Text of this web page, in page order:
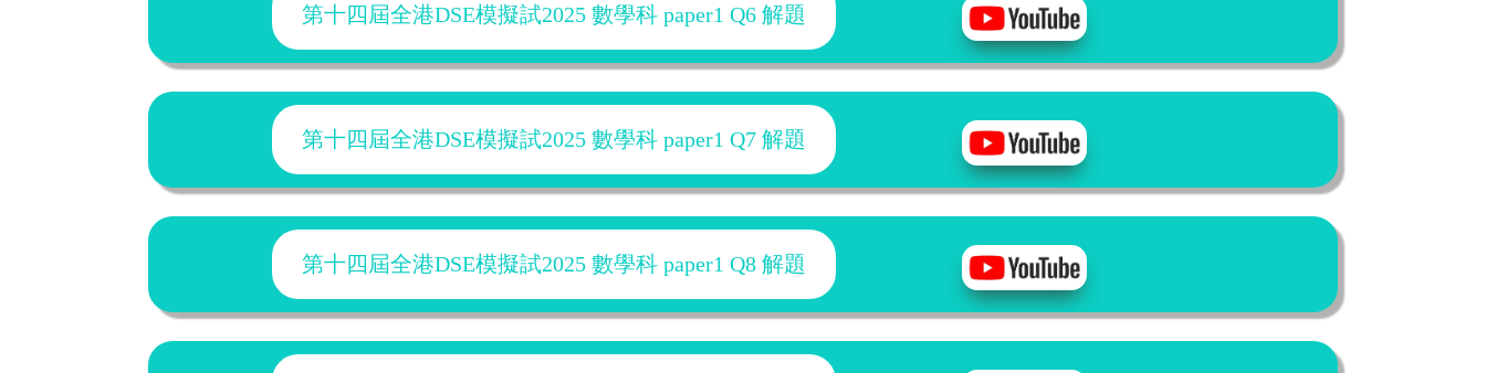
第十四屆全港DSE模擬試2025 數學科 paper1 Q6 解題
第十四屆全港DSE模擬試2025 數學科 paper1 Q7 解題
第十四屆全港DSE模擬試2025 數學科 paper1 Q8 解題